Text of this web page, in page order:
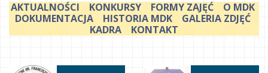
AKTUALNOŚCI KONKURSY FORMY ZAJĘĆ
O MDK
DOKUMENTACJA
HISTORIA MDK
GALERIA ZDJĘĆ
KADRA
KONTAKT